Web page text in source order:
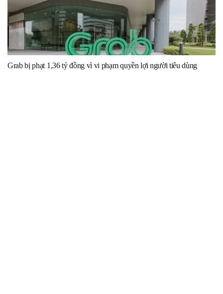
Grab bị phạt 1,36 tỷ đồng vì vi phạm quyền lợi người tiêu dùng